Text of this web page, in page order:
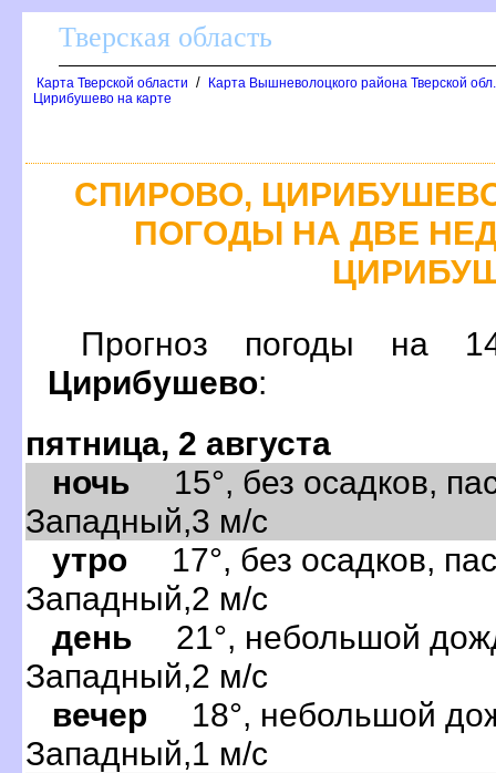
Тверская область
Карта Тверской области /
Карта Вышневолоцкого района Тверской
Цирибушево на карте
СПИРОВО,
ПОГОДЫ НА ДВЕ
Прогноз погоды
Цирибушево:
пятница, 2 августа
ночь 15°, без осадков,
Западный,3 м/с
утро 17°, без осадков,
Западный,2 м/с
день 21°, небольшой
Западный,2 м/с
вечер 18°, небольшой
Западный,1 м/с